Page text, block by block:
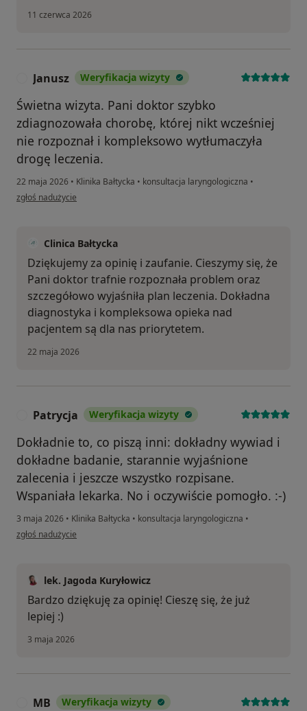
11 czerwca 2026
Janusz Weryfikacja wizyty
Świetna wizyta. Pani doktor szybko
zdiagnozowała chorobę, której nikt wcześniej
nie rozpoznał i kompleksowo wytłumaczyła
drogę leczenia.
22 maja 2026 • Klinika Bałtycka • konsultacja laryngologiczna •
w opinii użytkownika Janusz
zgłoś nadużycie
Clinica Bałtycka
Dziękujemy za opinię i zaufanie. Cieszymy się, że
Pani doktor trafnie rozpoznała problem oraz
szczegółowo wyjaśniła plan leczenia. Dokładna
diagnostyka i kompleksowa opieka nad
pacjentem są dla nas priorytetem.
22 maja 2026
Patrycja Weryfikacja wizyty
Dokładnie to, co piszą inni: dokładny wywiad i
dokładne badanie, starannie wyjaśnione
zalecenia i jeszcze wszystko rozpisane.
Wspaniała lekarka. No i oczywiście pomogło. :-)
3 maja 2026 • Klinika Bałtycka • konsultacja laryngologiczna •
w opinii użytkownika Patrycja
zgłoś nadużycie
lek. Jagoda Kuryłowicz
Bardzo dziękuję za opinię! Cieszę się, że już
lepiej :)
3 maja 2026
MB Weryfikacja wizyty